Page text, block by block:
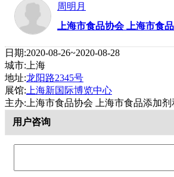
周明月
上海市食品协会 上海市食
日期:2020-08-26~2020-08-28
城市:上海
地址:龙阳路2345号
展馆: 上海新国际博览中心
主办:上海市食品协会 上海市食品添加
用户咨询